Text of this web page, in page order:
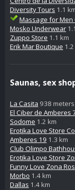
Diversity Tours 1.1
Massage for Men
Mosko Underwear
Zuppo Store 1.1 km
Erik Mar Boutique
Saunas, sex
La Casita 938 meters
El Ciber de Amberes
Sodome 1.2 km
Erotika Love Store
Amberes 19 1.3 km
Club Olimpo
Erotika Love Store
Funny Love Zona
Morbo 1.4 km
Dallas 1.4 km